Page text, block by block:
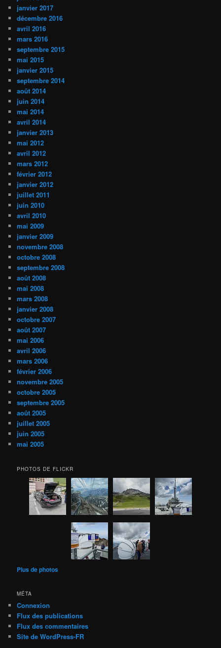
janvier 2017
décembre 2016
avril 2016
mars 2016
septembre 2015
mai 2015
janvier 2015
septembre 2014
août 2014
juin 2014
mai 2014
avril 2014
janvier 2013
mai 2012
avril 2012
mars 2012
février 2012
janvier 2012
juillet 2011
juin 2010
avril 2010
mai 2009
janvier 2009
novembre 2008
octobre 2008
septembre 2008
août 2008
mai 2008
mars 2008
janvier 2008
octobre 2007
août 2007
mai 2006
avril 2006
mars 2006
février 2006
novembre 2005
octobre 2005
septembre 2005
août 2005
juillet 2005
juin 2005
mai 2005
PHOTOS DE FLICKR
Plus de photos
MÉTA
Connexion
Flux des publications
Flux des commentaires
Site de WordPress-FR